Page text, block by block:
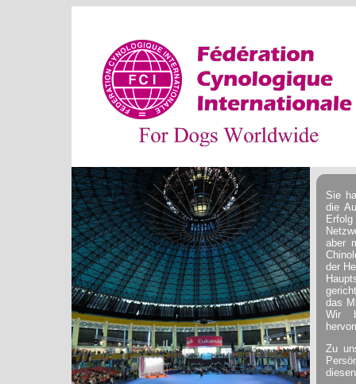
Sie
die
aber
der
das
Wir
Zu